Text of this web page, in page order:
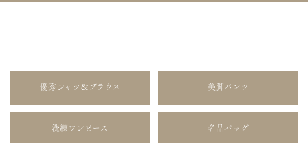
優秀シャツ＆ブラウス 美脚パンツ
洗練ワンピース 名品バッグ